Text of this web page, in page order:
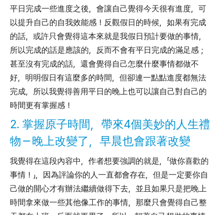
平日完成一些進度之後，會讓自己覺得今天很有進度，可
以提升自己的自我效能感！反觀假日的時候，如果有完成
的話，或許只會覺得這本來就是我假日預計要做的事情，
所以完成的話是應該的，反而不會有平日完成的滿足感；
甚至沒有完成的話，還會覺得自己怎麼什麼事情都做不
好，明明假日有這麼多的時間，但卻連一點點進度都無法
完成，所以我覺得善用平日的晚上也可以讓自己對自己的
時間更有掌握感！
2. 掌握原子時間，帶來4個美妙的人生禮
物－晚上改變了，早晨也會跟著改變
我覺得在這段內容中，作者想要強調的就是，「做你喜歡的
事情！」，因為評論你的人一直都會存在，但是一定要你自
己做的開心才有辦法繼續做得下去，並且如果只是把晚上
時間拿來做一些其他像工作的事情，那麼只會覺得自己整